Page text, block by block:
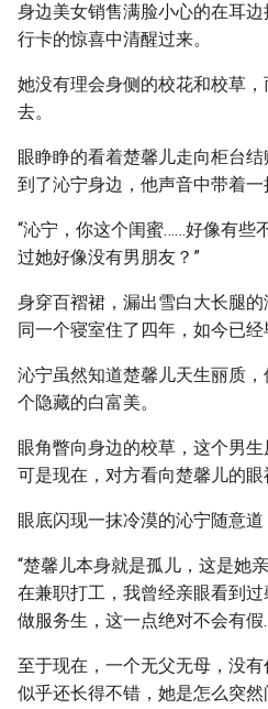
身边美女销售满脸小心的在耳
行卡的惊喜中清醒过来。
她没有理会身侧的校花和校草
去。
眼睁睁的看着楚馨儿走向柜台
到了沁宁身边，他声音中带着一
“沁宁，你这个闺蜜……好像有些
过她好像没有男朋友？”
身穿百褶裙，漏出雪白大长腿
同一个寝室住了四年，如今已经
沁宁虽然知道楚馨儿天生丽质
个隐藏的白富美。
眼角瞥向身边的校草，这个男
可是现在，对方看向楚馨儿的眼
眼底闪现一抹冷漠的沁宁随意道
“楚馨儿本身就是孤儿，这是她
在兼职打工，我曾经亲眼看到
做服务生，这一点绝对不会有
至于现在，一个无父无母，没
似乎还长得不错，她是怎么突